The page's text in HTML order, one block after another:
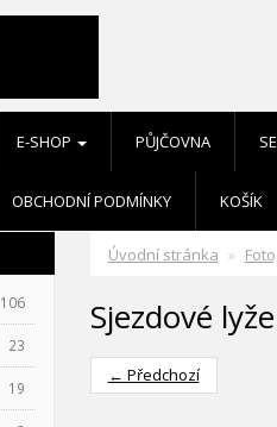
E-SHOP PŮJČOVNA
OBCHODNÍ PODMÍNKY KOŠÍK
Úvodní stránka
Sjezdové
← Předchozí
106
23
19